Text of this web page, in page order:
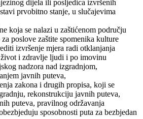
dijela ili posljedica izvršenih
prvobitno stanje, u slučajevima
koja se nalazi u zaštićenom području
poslove zaštite spomenika kulture
izvršenje mjera radi otklanjanja
život i zdravlje ljudi i po imovinu
nadzora nad izgradnjom,
javnih puteva,
zakona i drugih propisa, koji se
rekonstrukciju javnih puteva,
puteva, pravilnog održavanja
sposobnosti puta za bezbjedan